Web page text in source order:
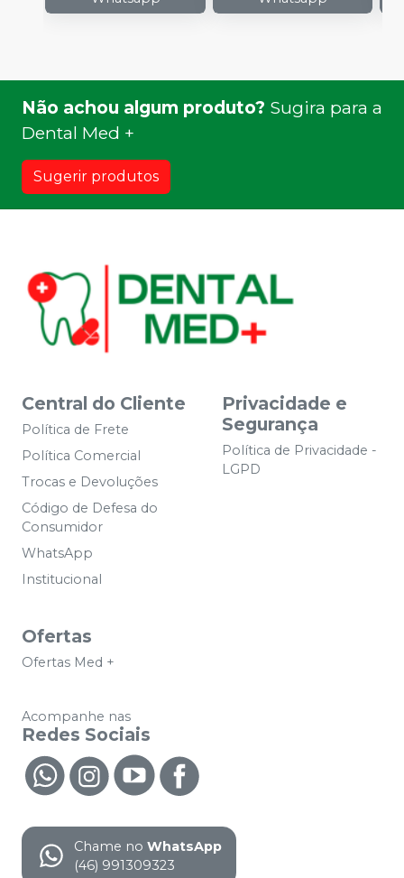
Não achou algum produto? Sugira para a
Dental Med +
Sugerir produtos
Central do Cliente
Política de Frete
Política Comercial
Trocas e Devoluções
Código de Defesa do
Consumidor
WhatsApp
Institucional
Privacidade e
Segurança
Política de Privacidade -
LGPD
Ofertas
Ofertas Med +
Acompanhe nas
Redes Sociais
Chame no WhatsApp
(46) 991309323